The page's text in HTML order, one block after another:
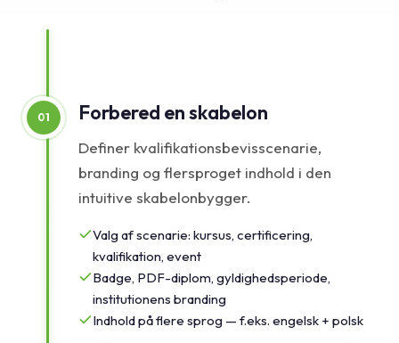
Forbered en skabelon
Definer kvalifikationsbevisscenarie,
branding og flersproget indhold i den
intuitive skabelonbygger.
Valg af scenarie: kursus, certificering,
kvalifikation, event
Badge, PDF-diplom, gyldighedsperiode,
institutionens branding
Indhold på flere sprog — f.eks. engelsk + polsk
01